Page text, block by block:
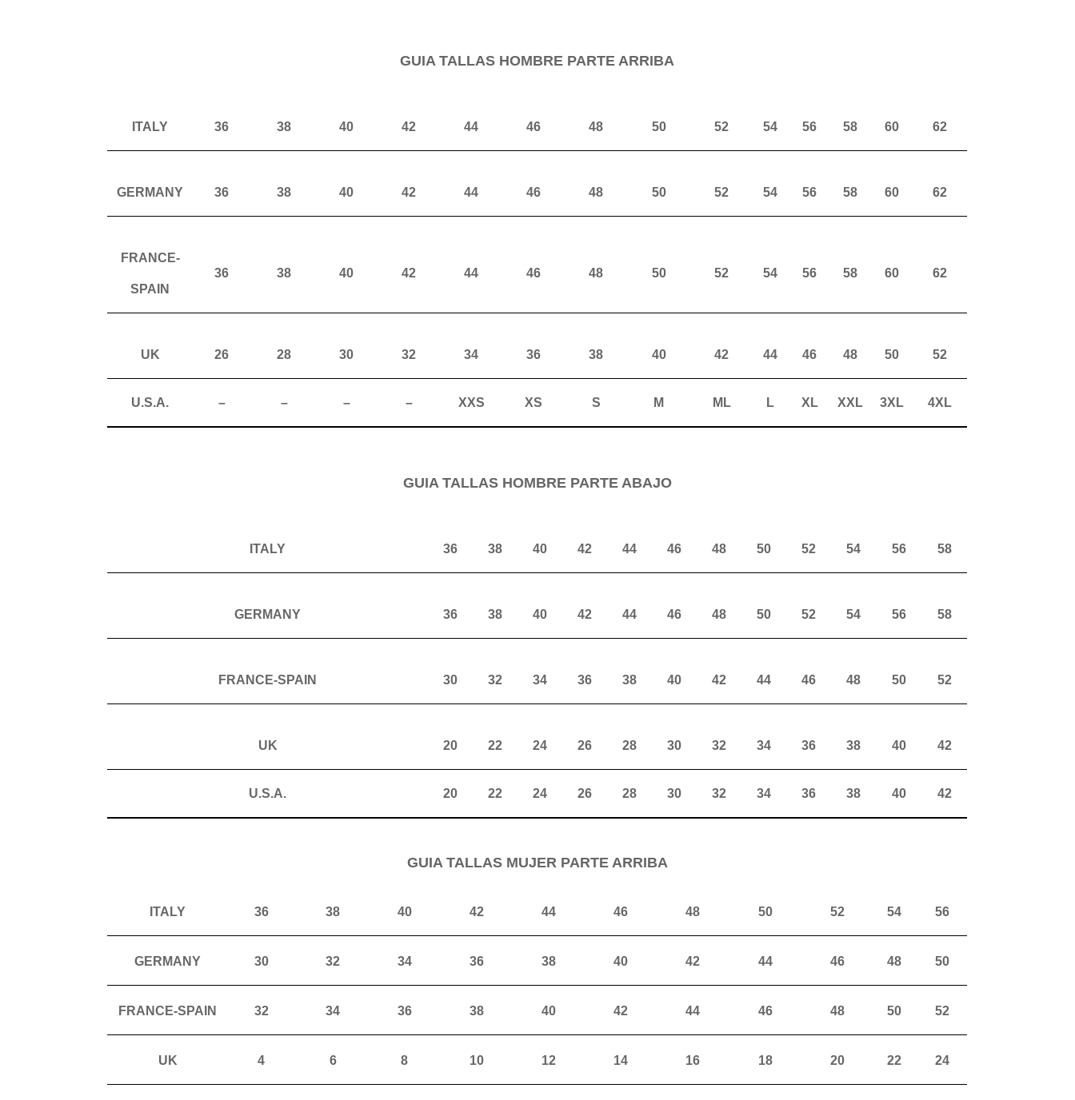
GUIA TALLAS HOMBRE PARTE ARRIBA
ITALY 36 38 40 42 44 46 48 50 52 54 56 58 60 62
GERMANY 36 38 40 42 44 46 48 50 52 54 56 58 60 62
FRANCE-
SPAIN
36 38 40 42 44 46 48 50 52 54 56 58 60 62
UK 26 28 30 32 34 36 38 40 42 44 46 48 50 52
U.S.A. – – – – XXS XS S M ML L XL XXL 3XL 4XL
GUIA TALLAS HOMBRE PARTE ABAJO
ITALY 36 38 40 42 44 46 48 50 52 54 56 58
GERMANY 36 38 40 42 44 46 48 50 52 54 56 58
FRANCE-SPAIN 30 32 34 36 38 40 42 44 46 48 50 52
UK 20 22 24 26 28 30 32 34 36 38 40 42
U.S.A. 20 22 24 26 28 30 32 34 36 38 40 42
GUIA TALLAS MUJER PARTE ARRIBA
ITALY 36 38 40 42 44 46 48 50 52 54 56
GERMANY 30 32 34 36 38 40 42 44 46 48 50
FRANCE-SPAIN 32 34 36 38 40 42 44 46 48 50 52
UK 4 6 8 10 12 14 16 18 20 22 24